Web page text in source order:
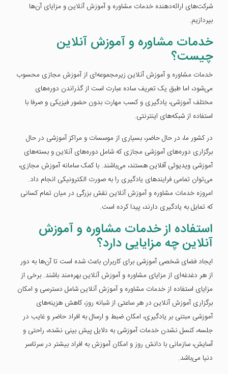
شرکت‌های ارائه‌دهنده خدمات مشاوره و آموزش آنلاین و مزایای آن‌ها
بپردازیم.
خدمات مشاوره و آموزش آنلاین
چیست؟
خدمات مشاوره و آموزش آنلاین زیرمجموعه‌ای از آموزش مجازی محسوب
می‌شود، اما طبق یک تعریف ساده عبارت است از گذراندن دوره‌های
مختلف آموزشی، یادگیری و کسب مهارت بدون حضور فیزیکی و صرفا با
استفاده از شبکه‌های اینترنتی.
در کشور ما، در حال حاضر، بسیاری از موسسات و مراکز آموزشی در حال
برگزاری دوره‌های آموزشی مجازی که شامل دوره‌های آنلاین و بسته‌های
آموزشی ویدیوئی آفلاین هستند، می‌باشند. با کمک سامانه آموزش مجازی،
‌می‌توان تمامی فرایند‌های یادگیری را به صورت الکترونیکی انجام داد.
امروزه خدمات مشاوره و آموزش آنلاین نقش بزرگی در میان تمام کسانی
که تمایل به یادگیری دارند، پیدا کرده است.
استفاده از خدمات مشاوره و آموزش
آنلاین چه مزایایی دارد؟
ایجاد فضای شخصی آموزشی برای کاربران باعث شده است تا آن‌ها به دور
از هر دغدغه‌ای از مزایای مشاوره و آموزش آنلاین بهره‌مند باشند. برخی از
مزایای استفاده از خدمات مشاوره و آموزش آنلاین شامل دسترسی و امکان
برگزاری آموزش آنلاین در هر ساعتی از شبانه روز، کاهش هزینه‌های
آموزشی مبتنی بر یادگیری، امکان ضبط و ارسال به افراد حاضر و غایب در
جلسه، کنسل نشدن خدمات آموزشی به دلایل پیش ‌بینی نشده، راحتی و
آسایش، سازمانی با دانش روز و امکان آموزش به افراد بیشتر در سرتاسر
دنیا می‌باشد.